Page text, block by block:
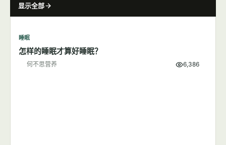
显示全部
睡眠
怎样的睡眠才算好睡眠？
何不思营养 6,386